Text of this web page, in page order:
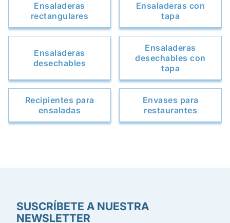
Ensaladeras
rectangulares
Ensaladeras con
tapa
Ensaladeras
desechables
Ensaladeras
desechables con
tapa
Recipientes para
ensaladas
Envases para
restaurantes
SUSCRÍBETE A NUESTRA
NEWSLETTER